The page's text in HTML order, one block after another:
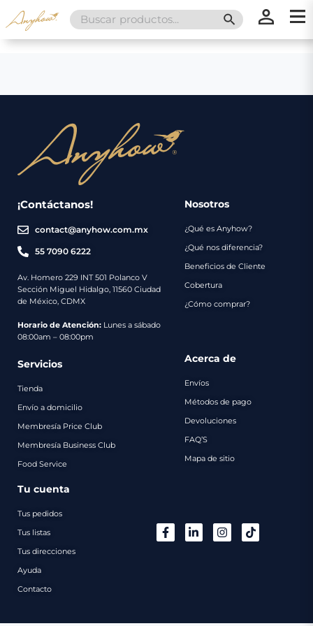
Search
for:
SEARCH
¡Contáctanos!
contact@anyhow.com.mx
55 7090 6222
Av. Homero 229 INT 501 Polanco V
Sección Miguel Hidalgo, 11560 Ciudad
de México, CDMX
Horario de Atención: Lunes a sábado
08:00am – 08:00pm
Nosotros
¿Qué es Anyhow?
¿Qué nos diferencia?
Beneficios de Cliente
Cobertura
¿Cómo comprar?
Servicios
Tienda
Envío a domicilio
Membresía Price Club
Membresía Business Club
Food Service
Acerca de
Envíos
Métodos de pago
Devoluciones
FAQ’S
Mapa de sitio
Tu cuenta
Tus pedidos
Tus listas
Tus direcciones
Ayuda
Contacto
Nosotros
Servicios
Envíos
Métodos
de
Catálogo
Regalos
Contacto